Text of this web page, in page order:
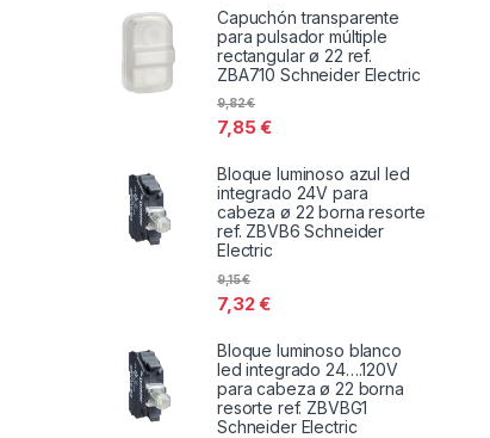
Capuchón transparente
para pulsador múltiple
rectangular ø 22 ref.
ZBA710 Schneider Electric
7,85€
9,82€
Bloque luminoso azul led
integrado 24V para
cabeza ø 22 borna resorte
ref. ZBVB6 Schneider
Electric
7,32€
9,15€
Bloque luminoso blanco
led integrado 24….120V
para cabeza ø 22 borna
resorte ref. ZBVBG1
Schneider Electric